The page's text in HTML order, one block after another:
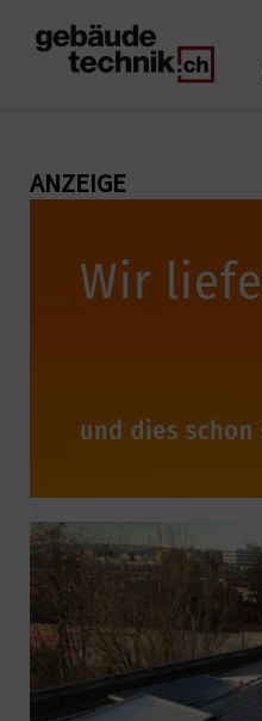
ANZEIGE